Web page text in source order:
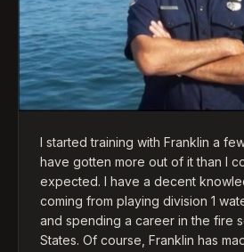
I started training with Franklin a
have gotten more out of it than I
expected. I have a decent
coming from playing division 1
and spending a career in the fire
States. Of course, Franklin has